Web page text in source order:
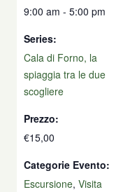
9:00 am - 5:00 pm
Series:
Cala di Forno, la
spiaggia tra le due
scogliere
Prezzo:
€15,00
Categorie Evento:
Escursione, Visita